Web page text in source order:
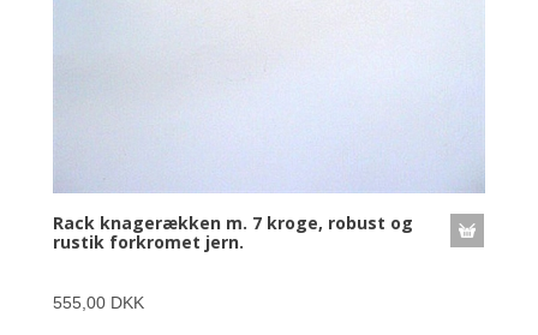
Rack knagerækken m. 7 kroge, robust og
rustik forkromet jern.
555,00 DKK